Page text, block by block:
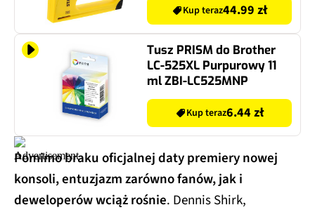
Kup teraz44.99 zł
Tusz PRISM do Brother
LC-525XL Purpurowy 11
ml ZBI-LC525MNP
Kup teraz6.44 zł
Pomimo braku oficjalnej daty premiery nowej
konsoli, entuzjazm zarówno fanów, jak i
deweloperów wciąż rośnie. Dennis Shirk,